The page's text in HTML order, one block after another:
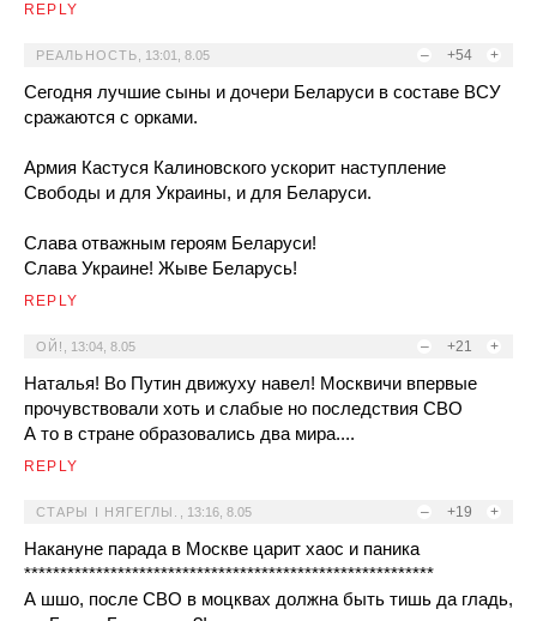
REPLY
– +54 +
РЕАЛЬНОСТЬ 13:01, 8.05
Сегодня лучшие сыны и дочери Беларуси в составе ВСУ
сражаются с орками.
Армия Кастуся Калиновского ускорит наступление
Свободы и для Украины, и для Беларуси.
Слава отважным героям Беларуси!
Слава Украине! Жыве Беларусь!
REPLY
– +21 +
ОЙ! 13:04, 8.05
Наталья! Во Путин движуху навел! Москвичи впервые
прочувствовали хоть и слабые но последствия СВО
А то в стране образовались два мира....
REPLY
– +19 +
СТАРЫ I НЯГЕГЛЫ. 13:16, 8.05
Накануне парада в Москве царит хаос и паника
*********************************************************
А шшо, после СВО в моцквах должна быть тишь да гладь,